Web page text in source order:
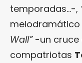
temporadas…-,
Wall”-un cruce
compatriotas